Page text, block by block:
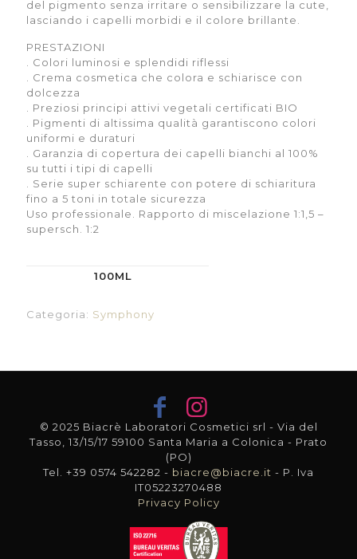
del pigmento senza irritare o sensibilizzare la cute,
lasciando i capelli morbidi e il colore brillante.
PRESTAZIONI
. Colori luminosi e splendidi riflessi
. Crema cosmetica che colora e schiarisce con
dolcezza
. Preziosi principi attivi vegetali certificati BIO
. Pigmenti di altissima qualità garantiscono colori
uniformi e duraturi
. Garanzia di copertura dei capelli bianchi al 100%
su tutti i tipi di capelli
. Serie super schiarente con potere di schiaritura
fino a 5 toni in totale sicurezza
Uso professionale. Rapporto di miscelazione 1:1,5 –
supersch. 1:2
100ML
Categoria: Symphony
© 2025 Biacrè Laboratori Cosmetici srl - Via del
Tasso, 13/15/17 59100 Santa Maria a Colonica - Prato
(PO)
Tel. +39 0574 542282 - biacre@biacre.it - P. Iva
IT05223270488
Privacy Policy